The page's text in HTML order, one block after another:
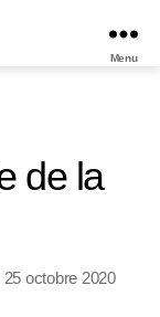
Menu
de la
25 octobre 2020